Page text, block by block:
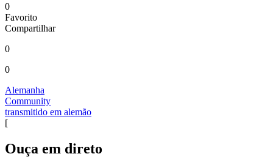
0
Favorito
Compartilhar
0
0
Alemanha
Community
transmitido em alemão
[
Ouça em direto